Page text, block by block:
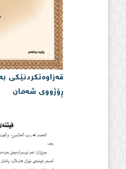
قەزاوەتكردنێكی
ڕۆژووی شەمان